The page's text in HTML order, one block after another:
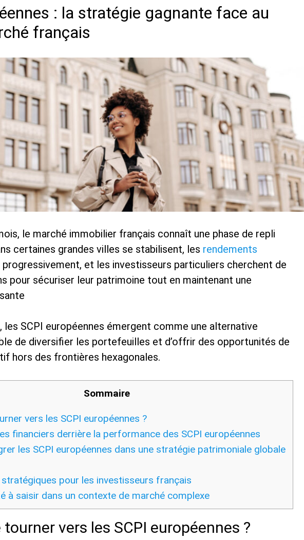
: la stratégie gagnante face au
français
le marché immobilier français connaît une phase de repli
certaines grandes villes se stabilisent, les rendements
progressivement, et les investisseurs particuliers cherchent de
pour sécuriser leur patrimoine tout en maintenant une
les SCPI européennes émergent comme une alternative
de diversifier les portefeuilles et d’offrir des opportunités de
hors des frontières hexagonales.
Sommaire
vers les SCPI européennes ?
financiers derrière la performance des SCPI européennes
les SCPI européennes dans une stratégie patrimoniale globale
pour les investisseurs français
à saisir dans un contexte de marché complexe
vers les SCPI européennes ?